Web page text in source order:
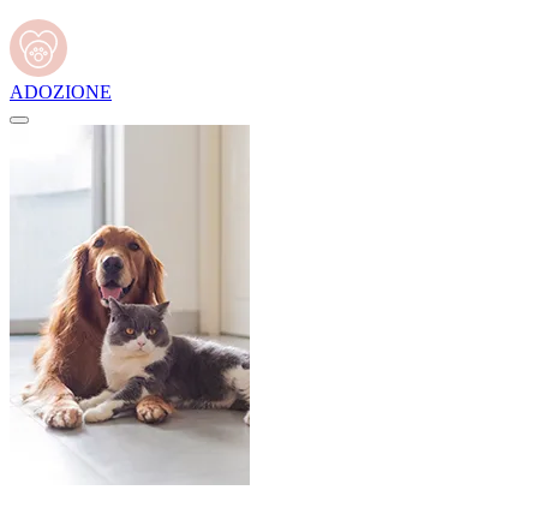
ADOZIONE